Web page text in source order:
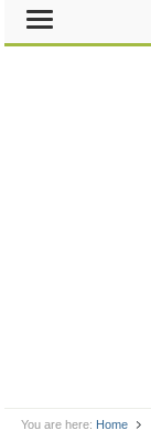
You are here: Home